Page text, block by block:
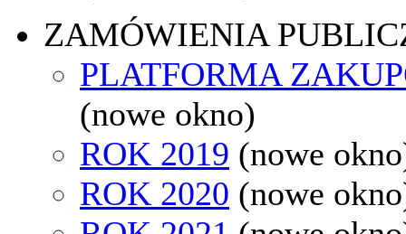
ZAMÓWIENIA
PLATFORMA
(nowe okno)
ROK 2019 (nowe
ROK 2020 (nowe